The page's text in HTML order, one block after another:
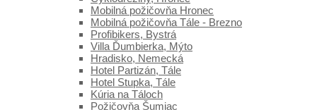
Mobilná požičovňa Hronec
Mobilná požičovňa Tále - Brezno
Profibikers, Bystrá
Villa Ďumbierka, Mýto
Hradisko, Nemecká
Hotel Partizán, Tále
Hotel Stupka, Tále
Kúria na Táloch
Požičovňa Šumiac